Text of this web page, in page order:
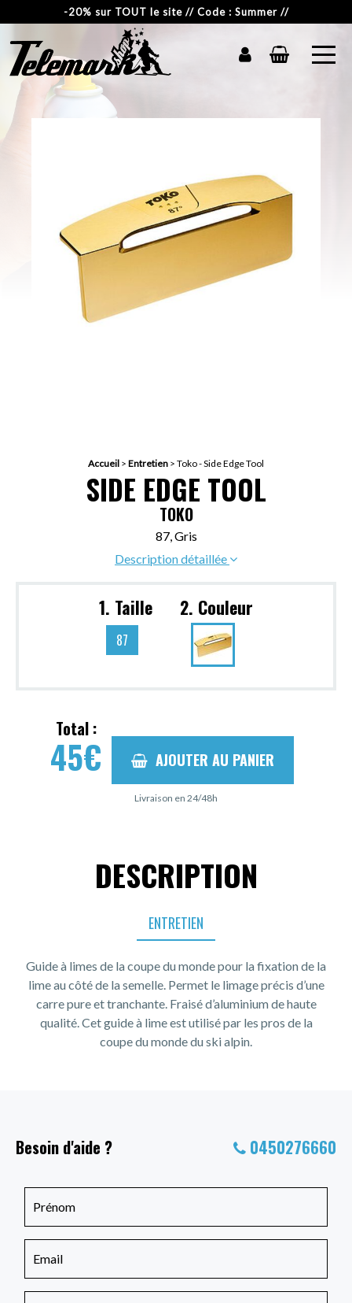
-20% sur TOUT le site // Code : Summer //
Accueil > Entretien > Toko - Side Edge Tool
SIDE EDGE TOOL
TOKO
87, Gris
Description détaillée
1. Taille
87
2. Couleur
Total :
45€ AJOUTER AU PANIER
Livraison en 24/48h
DESCRIPTION
ENTRETIEN
Guide à limes de la coupe du monde pour la fixation de la
lime au côté de la semelle. Permet le limage précis d’une
carre pure et tranchante. Fraisé d’aluminium de haute
qualité. Cet guide à lime est utilisé par les pros de la
coupe du monde du ski alpin.
Besoin d'aide ? 0450276660